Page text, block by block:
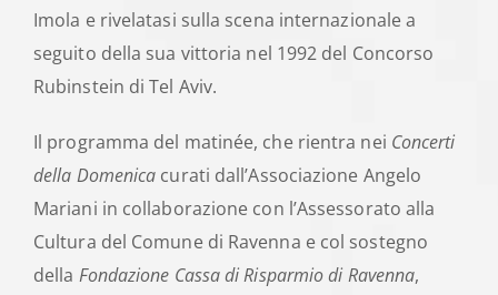
Imola e rivelatasi sulla scena internazionale a
seguito della sua vittoria nel 1992 del Concorso
Rubinstein di Tel Aviv.
Il programma del matinée, che rientra nei Concerti
della Domenica curati dall’Associazione Angelo
Mariani in collaborazione con l’Assessorato alla
Cultura del Comune di Ravenna e col sostegno
della Fondazione Cassa di Risparmio di Ravenna,